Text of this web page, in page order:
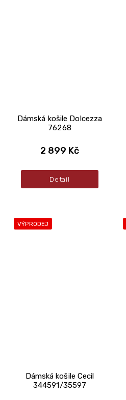
Dámská košile Dolcezza
76268
2 899 Kč
Detail
VÝPRODEJ
Dámská košile Cecil
344591/35597